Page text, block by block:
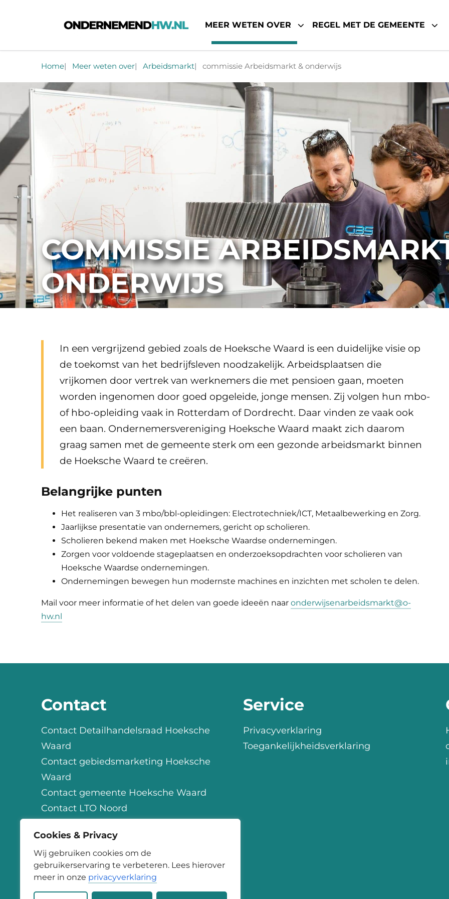
Cookies & Privacy
Wij gebruiken cookies om de
gebruikerservaring te verbeteren. Lees hierover
meer in onze privacyverklaring
MEER WETEN OVER REGEL MET DE GEMEENTE
Home Meer weten over Arbeidsmarkt commissie Arbeidsmarkt & onderwijs
COMMISSIE
ONDERWIJS
In een vergrijzend gebied zoals de Hoeksche Waard is een duidelijke visie op
de toekomst van het bedrijfsleven noodzakelijk. Arbeidsplaatsen die
vrijkomen door vertrek van werknemers die met pensioen gaan, moeten
worden ingenomen door goed opgeleide, jonge mensen. Zij volgen hun mbo-
of hbo-opleiding vaak in Rotterdam of Dordrecht. Daar vinden ze vaak ook
een baan. Ondernemersvereniging Hoeksche Waard maakt zich daarom
graag samen met de gemeente sterk om een gezonde arbeidsmarkt binnen
de Hoeksche Waard te creëren.
Belangrijke punten
Het realiseren van 3 mbo/bbl-opleidingen: Electrotechniek/ICT, Metaalbewerking en Zorg.
Jaarlijkse presentatie van ondernemers, gericht op scholieren.
Scholieren bekend maken met Hoeksche Waardse ondernemingen.
Zorgen voor voldoende stageplaatsen en onderzoeksopdrachten voor scholieren van
Hoeksche Waardse ondernemingen.
Ondernemingen bewegen hun modernste machines en inzichten met scholen te delen.
Mail voor meer informatie of het delen van goede ideeën naar onderwijsenarbeidsmarkt@o-
hw.nl
Contact
Contact Detailhandelsraad Hoeksche
Waard
Contact gebiedsmarketing Hoeksche
Waard
Contact gemeente Hoeksche Waard
Contact LTO Noord
Contact StartSmart
Service
Privacyverklaring
Toegankelijkheidsverklaring